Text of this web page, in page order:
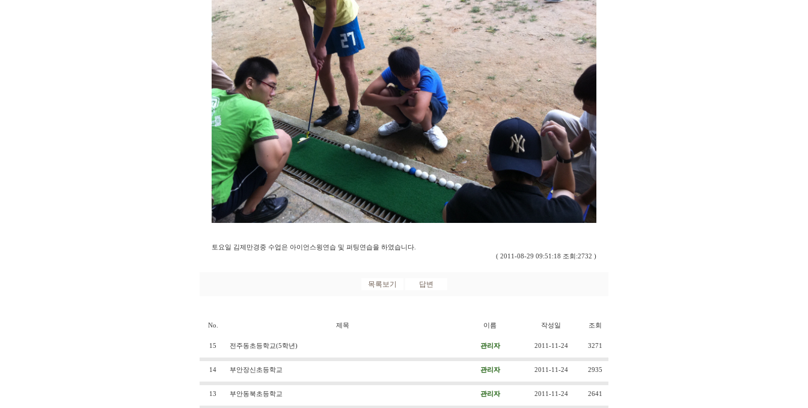
토요일 김제만경중 수업은 아이언스윙연습 및 퍼팅연습을 하였습니다.
( 2011-08-29 09:51:18 조회:2732 )
No. 제목 이름 작성일 조회
15 전주동초등학교(5학년) 관리자 2011-11-24 3271
14 부안장신초등학교 관리자 2011-11-24 2935
13 부안동북초등학교 관리자 2011-11-24 2641